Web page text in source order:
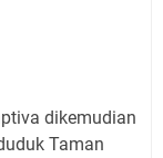
dikemudian
Taman